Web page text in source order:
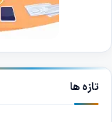
تازه ها